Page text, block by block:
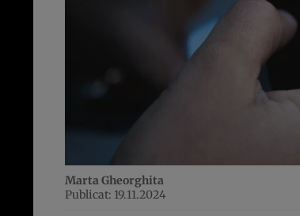
Marta Gheorghita
Publicat: 19.11.2024